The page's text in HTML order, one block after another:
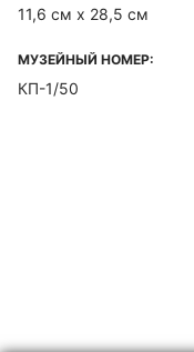
11,6 см х 28,5 см
МУЗЕЙНЫЙ НОМЕР:
КП-1/50